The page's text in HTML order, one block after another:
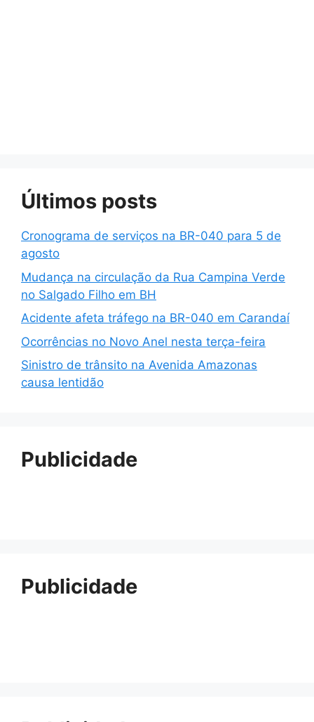
Últimos posts
Cronograma de serviços na BR-040 para 5 de
agosto
Mudança na circulação da Rua Campina Verde
no Salgado Filho em BH
Acidente afeta tráfego na BR-040 em Carandaí
Ocorrências no Novo Anel nesta terça-feira
Sinistro de trânsito na Avenida Amazonas
causa lentidão
Publicidade
Publicidade